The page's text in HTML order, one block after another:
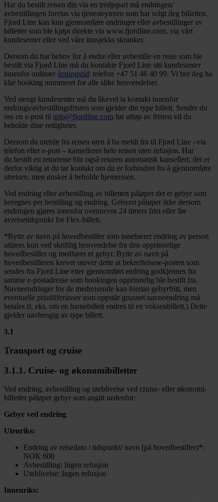
Har du bestilt reisen din via en tredjepart må endringen/
avbestillingen foretas via tjenesteyteren som har solgt deg billetten.
Fjord Line kan kun gjennomføre endringer eller avbestillinger av
billetter som ble kjøpt direkte via www.fjordline.com, via vårt
kundesenter eller ved våre innsjekks skranker.
Dersom du har behov for å endre eller avbestille en reise som ble
bestilt via Fjord Line må du kontakte Fjord Line sitt kundesenter
innenfor ordinær åpningstid: telefon +47 51 46 40 99. Vi ber deg ha
klar booking nummeret for alle slike henvendelser.
Ved stengt kundesenter må du likevel ta kontakt innenfor
endrings/avbestillingsfristen som gjelder din type billett. Sender du
oss en e-post til info@fjordline.com før utløp av fristen vil du
beholde dine rettigheter.
Dersom du uteblir fra reisen uten å ha meldt fra til Fjord Line –via
telefon eller e-post – kanselleres hele reisen uten refusjon. Har
du bestilt en returreise blir også returen automatisk kansellert, det er
derfor viktig at du tar kontakt om du er forhindret fra å gjennomføre
utreisen, men ønsker å beholde hjemreisen.
Ved endring eller avbestilling av billetten påløper det et gebyr som
beregnes per bestilling og endring. Gebyret påløper ikke dersom
endringen gjøres innenfor ovennevnt 24 timers frist eller før
avreisetidspunkt for Flex-billett.
*Bytte av navn på hovedbestiller som innebærer endring av person
utføres kun ved skriftlig henvendelse fra den opprinnelige
hovedbestiller og medfører et gebyr. Bytte av navn på
hovedbestilleren krever utover dette at bekreftelsese-posten som
sendes fra Fjord Line etter gjennomført endring godkjennes fra
samme e-postadresse som bookingen opprinnelig ble bestilt fra.
Navneendringer for de medreisende kan foretas gebyrfritt, men
eventuelle prisdifferanser som oppstår grunnet navneendring må
betales (t. eks. om en barnebillett endres til en voksenbillett.) Dette
gjelder uavhengig av type billett.
3.1
Transport og cruise
3.1.1. Cruise- og økonomibilletter
Ved endring, avbestilling og uteblivelse ved cruise- eller økonomi-
billetter påløper gebyr som angitt nedenfor:
Gebyr ved endring
Utenriks:
Endring av reisedato / tidspunkt/ navn (på hovedbestiller)*:
NOK 600
Avbestilling: Ingen refusjon
Uteblivelse: Ingen refusjon
Innenriks: